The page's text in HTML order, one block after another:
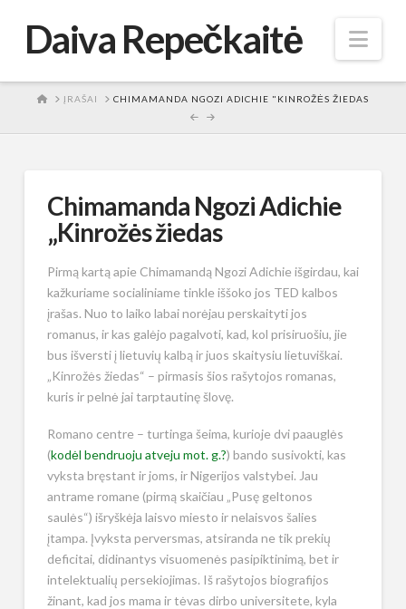
Daiva Repečkaitė
HOMEĮRAŠAI CHIMAMANDA NGOZI ADICHIE "KINROŽĖS ŽIEDAS
Chimamanda Ngozi Adichie
„Kinrožės žiedas
Pirmą kartą apie Chimamandą Ngozi Adichie išgirdau, kai
kažkuriame socialiniame tinkle iššoko jos TED kalbos
įrašas. Nuo to laiko labai norėjau perskaityti jos
romanus, ir kas galėjo pagalvoti, kad, kol prisiruošiu, jie
bus išversti į lietuvių kalbą ir juos skaitysiu lietuviškai.
„Kinrožės žiedas“ – pirmasis šios rašytojos romanas,
kuris ir pelnė jai tarptautinę šlovę.
Romano centre – turtinga šeima, kurioje dvi paauglės
(kodėl bendruoju atveju mot. g.?) bando susivokti, kas
vyksta bręstant ir joms, ir Nigerijos valstybei. Jau
antrame romane (pirmą skaičiau „Pusę geltonos
saulės“) išryškėja laisvo miesto ir nelaisvos šalies
įtampa. Įvyksta perversmas, atsiranda ne tik prekių
deficitai, didinantys visuomenės pasipiktinimą, bet ir
intelektualių persekiojimas. Iš rašytojos biografijos
žinant, kad jos mama ir tėvas dirbo universitete, kyla